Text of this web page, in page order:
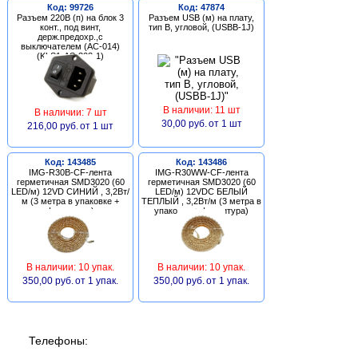
Код: 99726
Разъем 220В (п) на блок 3
конт., под винт,
держ.предохр.,с
выключателем (AC-014)
(KLS1-AS-303-1)
В наличии: 7 шт
216,00 руб. от 1 шт
Код: 47874
Разъем USB (м) на плату,
тип В, угловой, (USBB-1J)
В наличии: 11 шт
30,00 руб. от 1 шт
Код: 143485
IMG-R30B-CF-лента
герметичная SMD3020 (60
LED/м) 12VD СИНИЙ , 3,2Вт/
м (3 метра в упаковке +
фурнитура)
В наличии: 10 упак.
350,00 руб. от 1 упак.
Код: 143486
IMG-R30WW-CF-лента
герметичная SMD3020 (60
LED/м) 12VDC БЕЛЫЙ
ТЕПЛЫЙ , 3,2Вт/м (3 метра в
упаковке + фурнитура)
В наличии: 10 упак.
350,00 руб. от 1 упак.
Телефоны: